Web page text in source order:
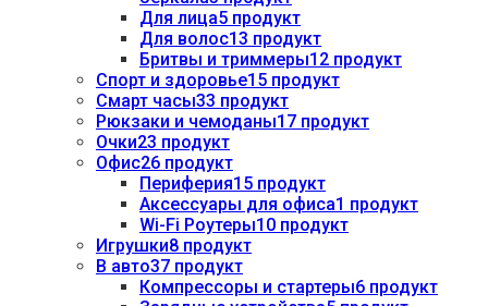
Для лица5 продукт
Для волос13 продукт
Бритвы и триммеры12 продукт
Спорт и здоровье15 продукт
Смарт часы33 продукт
Рюкзаки и чемоданы17 продукт
Очки23 продукт
Офис26 продукт
Периферия15 продукт
Аксессуары для офиса1 продукт
Wi-Fi Роутеры10 продукт
Игрушки8 продукт
В авто37 продукт
Компрессоры и стартеры6 продукт